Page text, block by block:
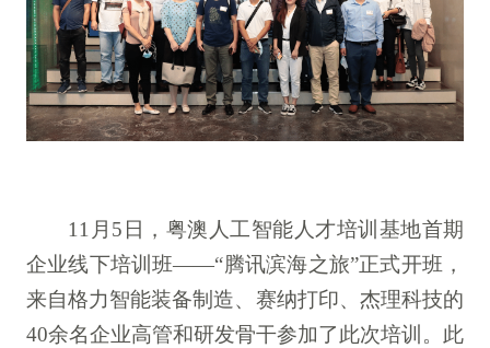
11月5日，粤澳人工智能人才培训基地首期
企业线下培训班——“腾讯滨海之旅”正式开班，
来自格力智能装备制造、赛纳打印、杰理科技的
40余名企业高管和研发骨干参加了此次培训。此